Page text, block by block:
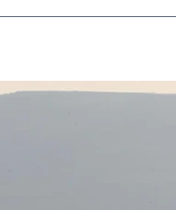
Facebook
Twitter